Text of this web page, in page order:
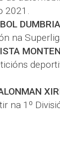
2021.
DUMBRIA
na
na 1º